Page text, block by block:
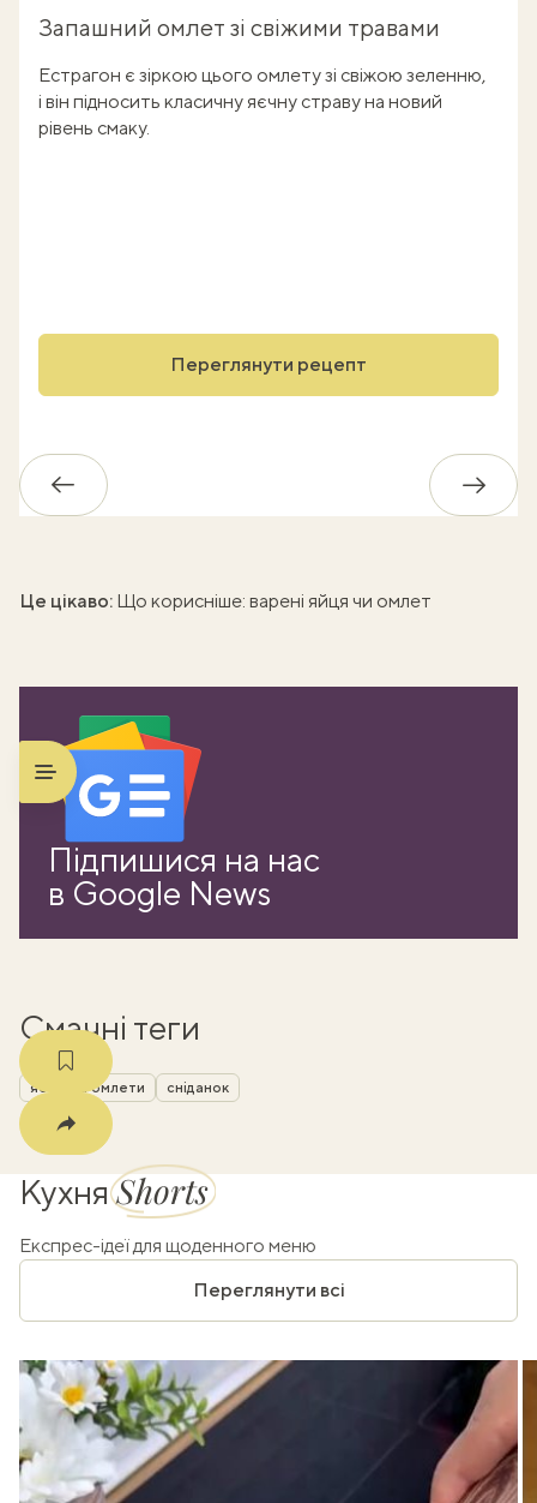
Запашний омлет зі свіжими травами
Естрагон є зіркою цього омлету зі свіжою зеленню,
і він підносить класичну яєчну страву на новий
рівень смаку.
Переглянути рецепт
Назад
Це цікаво: Що корисніше: варені яйця чи омлет
Підпишися на нас
в Google News
Смачні теги
яєчні та омлети сніданок
КухняShorts
Експрес-ідеї для щоденного меню
Переглянути всі